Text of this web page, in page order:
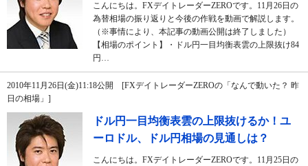
こんにちは。FXデイトレーダーZEROです。11月26日の
為替相場の振り返りと今後の作戦を動画で解説します。
（※事情により、本記事の動画公開は終了しました）
【相場のポイント】・ドル円一目均衡表雲の上限抜け84
円…
2010年11月26日(金)11:18公開 [FXデイトレーダーZEROの「なんで動いた？ 昨
日の相場」]
ドル円一目均衡表雲の上限抜けるか！ユ
ーロドル、ドル円相場の見通しは？
こんにちは。FXデイトレーダーZEROです。11月25日の